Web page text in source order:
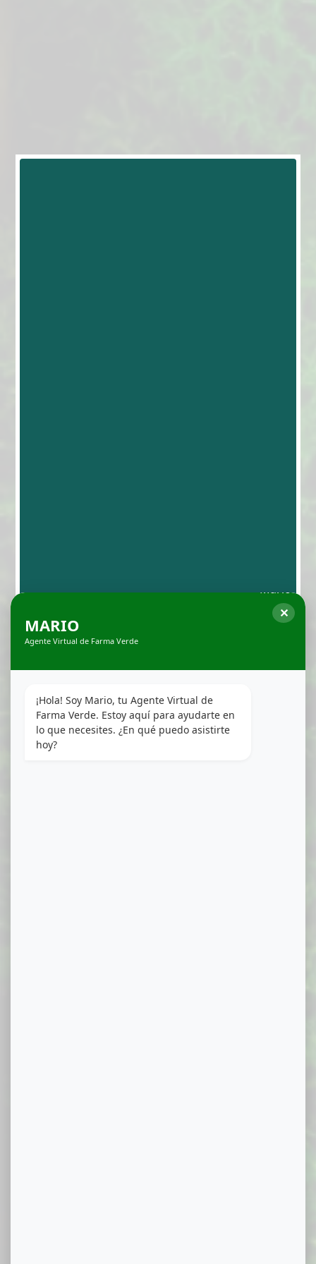
MARIO
Agente Virtual de Farma Verde
✕
¡Hola! Soy Mario, tu Agente Virtual de
Farma Verde. Estoy aquí para ayudarte en
lo que necesites. ¿En qué puedo asistirte
hoy?